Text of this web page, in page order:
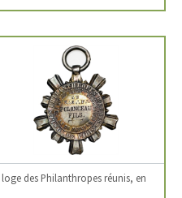
des Philanthropes réunis, en